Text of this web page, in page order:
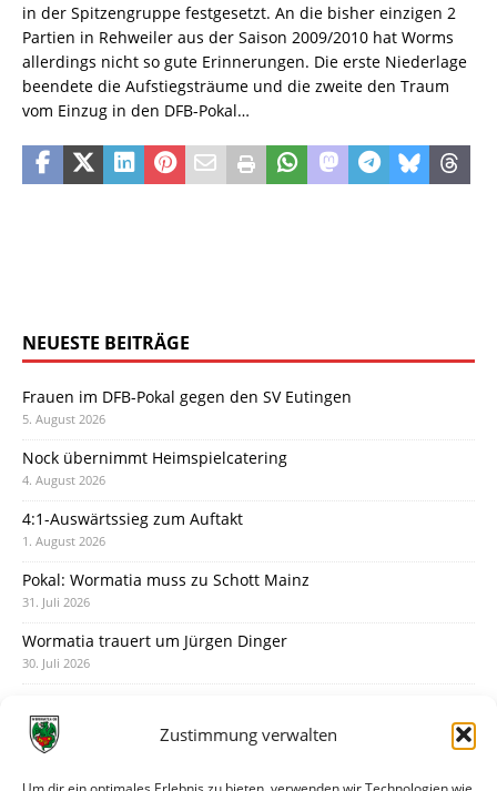
Zustimmung verwalten
in der Spitzengruppe festgesetzt. An die bisher einzigen 2
Partien in Rehweiler aus der Saison 2009/2010 hat Worms
allerdings nicht so gute Erinnerungen. Die erste Niederlage
beendete die Aufstiegsträume und die zweite den Traum
vom Einzug in den DFB-Pokal…
NEUESTE BEITRÄGE
Frauen im DFB-Pokal gegen den SV Eutingen
5. August 2026
Nock übernimmt Heimspielcatering
4. August 2026
4:1-Auswärtssieg zum Auftakt
1. August 2026
Pokal: Wormatia muss zu Schott Mainz
31. Juli 2026
Wormatia trauert um Jürgen Dinger
30. Juli 2026
28. Juli 2026
28. Juli 2026